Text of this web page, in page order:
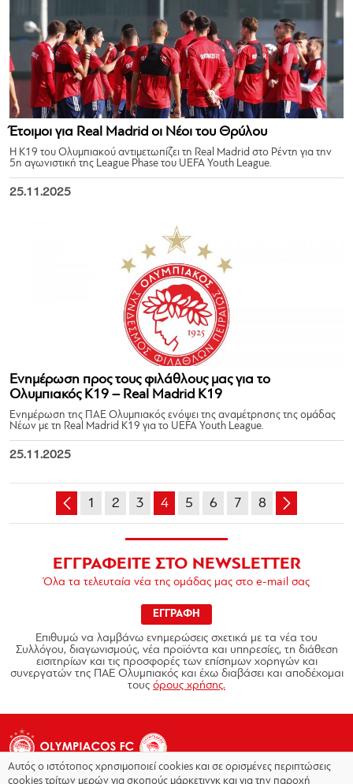
Έτοιμοι για Real Madrid οι Νέοι του Θρύλου
Η Κ19 του Ολυμπιακού αντιμετωπίζει τη Real Madrid στο Ρέντη για την
5η αγωνιστική της League Phase του UEFA Youth League.
25.11.2025
Ενημέρωση προς τους φιλάθλους μας για το
Ολυμπιακός Κ19 – Real Madrid Κ19
Ενημέρωση της ΠΑΕ Ολυμπιακός ενόψει της αναμέτρησης της ομάδας
Νέων με τη Real Madrid Κ19 για το UEFA Youth League.
25.11.2025
1 2 3 4 5 6 7 8
ΕΓΓΡΑΦΕΙΤΕ ΣΤΟ NEWSLETTER
Όλα τα τελευταία νέα της ομάδας μας στο e-mail σας
ΕΓΓΡΑΦΗ
Επιθυμώ να λαμβάνω ενημερώσεις σχετικά με τα νέα του
Συλλόγου, διαγωνισμούς, νέα προϊόντα και υπηρεσίες, τη διάθεση
εισιτηρίων και τις προσφορές των επίσημων χορηγών και
συνεργατών της ΠΑΕ Ολυμπιακός και έχω διαβάσει και αποδέχομαι
τους όρους χρήσης.
Αυτός ο ιστότοπος χρησιμοποιεί cookies και σε ορισμένες περιπτώσεις
cookies τρίτων μερών για σκοπούς μάρκετινγκ και για την παροχή